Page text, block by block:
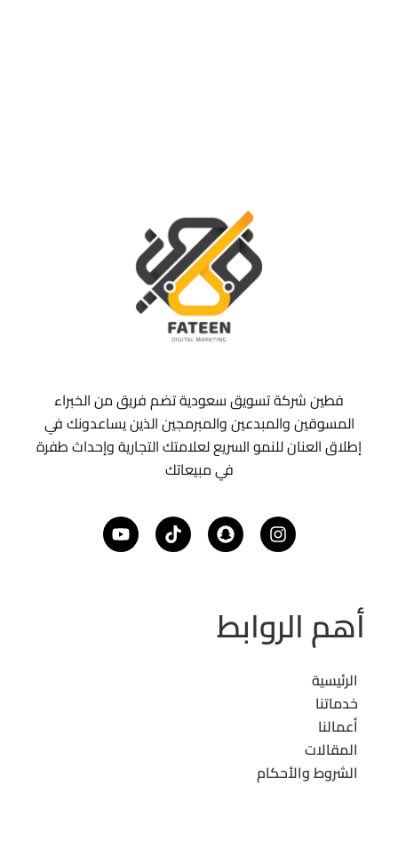
فطين شركة تسويق سعودية تضم فريق من الخبراء
المسوقين والمبدعين والمبرمجين الذين يساعدونك في
إطلاق العنان للنمو السريع لعلامتك التجارية وإحداث طفرة
في مبيعاتك
أهم الروابط
الرئيسية
خدماتنا
أعمالنا
المقالات
الشروط والأحكام